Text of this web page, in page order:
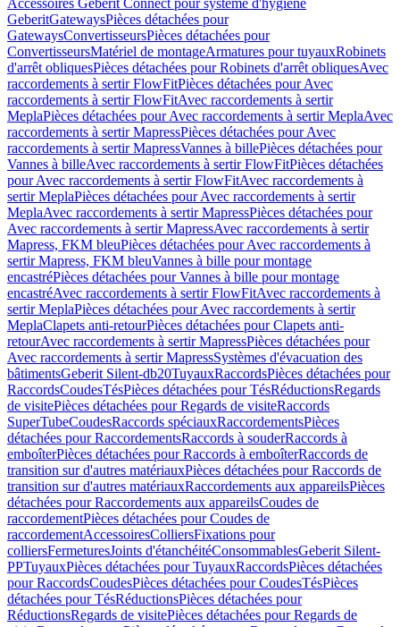
Accessoires Geberit Connect pour système d'hygiène
GeberitGatewaysPièces détachées pour
GatewaysConvertisseursPièces détachées pour
ConvertisseursMatériel de montageArmatures pour tuyauxRobinets
d'arrêt obliquesPièces détachées pour Robinets d'arrêt obliquesAvec
raccordements à sertir FlowFitPièces détachées pour Avec
raccordements à sertir FlowFitAvec raccordements à sertir
MeplaPièces détachées pour Avec raccordements à sertir MeplaAvec
raccordements à sertir MapressPièces détachées pour Avec
raccordements à sertir MapressVannes à billePièces détachées pour
Vannes à billeAvec raccordements à sertir FlowFitPièces détachées
pour Avec raccordements à sertir FlowFitAvec raccordements à
sertir MeplaPièces détachées pour Avec raccordements à sertir
MeplaAvec raccordements à sertir MapressPièces détachées pour
Avec raccordements à sertir MapressAvec raccordements à sertir
Mapress, FKM bleuPièces détachées pour Avec raccordements à
sertir Mapress, FKM bleuVannes à bille pour montage
encastréPièces détachées pour Vannes à bille pour montage
encastréAvec raccordements à sertir FlowFitAvec raccordements à
sertir MeplaPièces détachées pour Avec raccordements à sertir
MeplaClapets anti-retourPièces détachées pour Clapets anti-
retourAvec raccordements à sertir MapressPièces détachées pour
Avec raccordements à sertir MapressSystèmes d'évacuation des
bâtimentsGeberit Silent-db20TuyauxRaccordsPièces détachées pour
RaccordsCoudesTésPièces détachées pour TésRéductionsRegards
de visitePièces détachées pour Regards de visiteRaccords
SuperTubeCoudesRaccords spéciauxRaccordementsPièces
détachées pour RaccordementsRaccords à souderRaccords à
emboîterPièces détachées pour Raccords à emboîterRaccords de
transition sur d'autres matériauxPièces détachées pour Raccords de
transition sur d'autres matériauxRaccordements aux appareilsPièces
détachées pour Raccordements aux appareilsCoudes de
raccordementPièces détachées pour Coudes de
raccordementAccessoiresColliersFixations pour
colliersFermeturesJoints d'étanchéitéConsommablesGeberit Silent-
PPTuyauxPièces détachées pour TuyauxRaccordsPièces détachées
pour RaccordsCoudesPièces détachées pour CoudesTésPièces
détachées pour TésRéductionsPièces détachées pour
RéductionsRegards de visitePièces détachées pour Regards de